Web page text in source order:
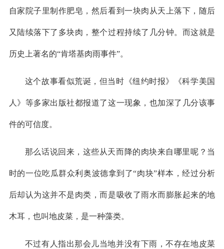
自家院子里制作肥皂，然后看到一块肉从天上落下，随后
又陆续落下了多块肉，整个过程持续了几分钟。而这就是
历史上著名的“肯塔基肉雨事件”。
这个故事看似荒诞，但当时《纽约时报》《科学美国
人》等多家出版社都报道了这一现象，也加深了几分该事
件的可信度。
那么话说回来，这些从天而降的肉块来自哪里呢？当
时的一位吃瓜群众利奥波德拿到了“肉块”样本，经过分析
后却认为这并不是肉类，而是吸收了雨水而膨胀起来的地
木耳，也叫地皮菜，是一种藻类。
不过有人指出那会儿当地并没有下雨，不存在地皮菜